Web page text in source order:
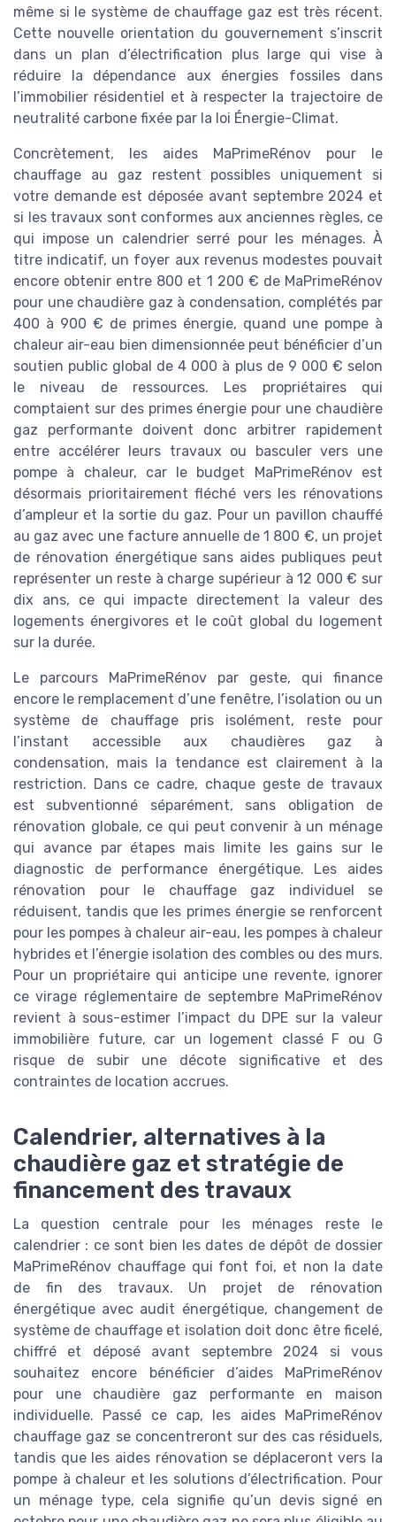
même si le système de chauffage gaz est très récent.
Cette nouvelle orientation du gouvernement s’inscrit
dans un plan d’électrification plus large qui vise à
réduire la dépendance aux énergies fossiles dans
l’immobilier résidentiel et à respecter la trajectoire de
neutralité carbone fixée par la loi Énergie-Climat.
Concrètement, les aides MaPrimeRénov pour le
chauffage au gaz restent possibles uniquement si
votre demande est déposée avant septembre 2024 et
si les travaux sont conformes aux anciennes règles, ce
qui impose un calendrier serré pour les ménages. À
titre indicatif, un foyer aux revenus modestes pouvait
encore obtenir entre 800 et 1 200 € de MaPrimeRénov
pour une chaudière gaz à condensation, complétés par
400 à 900 € de primes énergie, quand une pompe à
chaleur air-eau bien dimensionnée peut bénéficier d’un
soutien public global de 4 000 à plus de 9 000 € selon
le niveau de ressources. Les propriétaires qui
comptaient sur des primes énergie pour une chaudière
gaz performante doivent donc arbitrer rapidement
entre accélérer leurs travaux ou basculer vers une
pompe à chaleur, car le budget MaPrimeRénov est
désormais prioritairement fléché vers les rénovations
d’ampleur et la sortie du gaz. Pour un pavillon chauffé
au gaz avec une facture annuelle de 1 800 €, un projet
de rénovation énergétique sans aides publiques peut
représenter un reste à charge supérieur à 12 000 € sur
dix ans, ce qui impacte directement la valeur des
logements énergivores et le coût global du logement
sur la durée.
Le parcours MaPrimeRénov par geste, qui finance
encore le remplacement d’une fenêtre, l’isolation ou un
système de chauffage pris isolément, reste pour
l’instant accessible aux chaudières gaz à
condensation, mais la tendance est clairement à la
restriction. Dans ce cadre, chaque geste de travaux
est subventionné séparément, sans obligation de
rénovation globale, ce qui peut convenir à un ménage
qui avance par étapes mais limite les gains sur le
diagnostic de performance énergétique. Les aides
rénovation pour le chauffage gaz individuel se
réduisent, tandis que les primes énergie se renforcent
pour les pompes à chaleur air-eau, les pompes à chaleur
hybrides et l’énergie isolation des combles ou des murs.
Pour un propriétaire qui anticipe une revente, ignorer
ce virage réglementaire de septembre MaPrimeRénov
revient à sous-estimer l’impact du DPE sur la valeur
immobilière future, car un logement classé F ou G
risque de subir une décote significative et des
contraintes de location accrues.
Calendrier, alternatives à la
chaudière gaz et stratégie de
financement des travaux
La question centrale pour les ménages reste le
calendrier : ce sont bien les dates de dépôt de dossier
MaPrimeRénov chauffage qui font foi, et non la date
de fin des travaux. Un projet de rénovation
énergétique avec audit énergétique, changement de
système de chauffage et isolation doit donc être ficelé,
chiffré et déposé avant septembre 2024 si vous
souhaitez encore bénéficier d’aides MaPrimeRénov
pour une chaudière gaz performante en maison
individuelle. Passé ce cap, les aides MaPrimeRénov
chauffage gaz se concentreront sur des cas résiduels,
tandis que les aides rénovation se déplaceront vers la
pompe à chaleur et les solutions d’électrification. Pour
un ménage type, cela signifie qu’un devis signé en